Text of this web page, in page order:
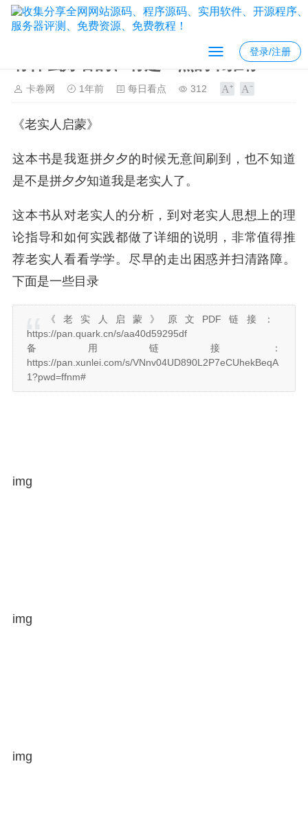
登录/注册
有什么好看的、有趣一点的书推荐？
卡卷网 1年前 每日看点 312
《老实人启蒙》
这本书是我逛拼夕夕的时候无意间刷到，也不知道
是不是拼夕夕知道我是老实人了。
这本书从对老实人的分析，到对老实人思想上的理
论指导和如何实践都做了详细的说明，非常值得推
荐老实人看看学学。尽早的走出困惑并扫清路障。
下面是一些目录
《老实人启蒙》原文PDF链接：
https://pan.quark.cn/s/aa40d59295df
备用链接：
https://pan.xunlei.com/s/VNnv04UD890L2P7eCUhekBeqA
1?pwd=ffnm#
img
img
img